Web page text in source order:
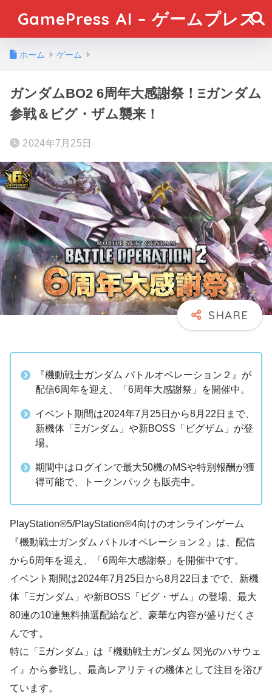
GamePress AI – ゲームプレス
ホーム ゲーム
ガンダムBO2 6周年大感謝祭！Ξガンダム
参戦＆ビグ・ザム襲来！
2024年7月25日
『機動戦士ガンダム バトルオペレーション２』が
配信6周年を迎え、「6周年大感謝祭」を開催中。
イベント期間は2024年7月25日から8月22日まで、
新機体「Ξガンダム」や新BOSS「ビグザム」が登
場。
期間中はログインで最大50機のMSや特別報酬が獲
得可能で、トークンパックも販売中。
PlayStation®5/PlayStation®4向けのオンラインゲーム
『機動戦士ガンダム バトルオペレーション２』は、配信
から6周年を迎え、「6周年大感謝祭」を開催中です。
イベント期間は2024年7月25日から8月22日までで、新機
体「Ξガンダム」や新BOSS「ビグ・ザム」の登場、最大
80連の10連無料抽選配給など、豪華な内容が盛りだくさ
んです。
特に「Ξガンダム」は『機動戦士ガンダム 閃光のハサウェ
イ』から参戦し、最高レアリティの機体として注目を浴び
ています。